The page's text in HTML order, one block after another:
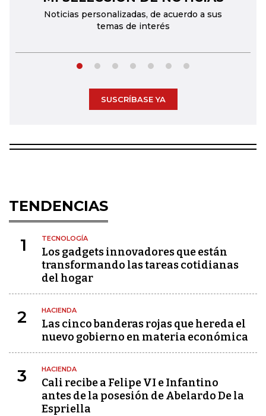
Noticias personalizadas, de acuerdo a sus
temas de interés
SUSCRÍBASE YA
TENDENCIAS
1 TECNOLOGÍA
Los gadgets innovadores que están
transformando las tareas cotidianas
del hogar
2 HACIENDA
Las cinco banderas rojas que hereda el
nuevo gobierno en materia económica
3 HACIENDA
Cali recibe a Felipe VI e Infantino
antes de la posesión de Abelardo De la
Espriella